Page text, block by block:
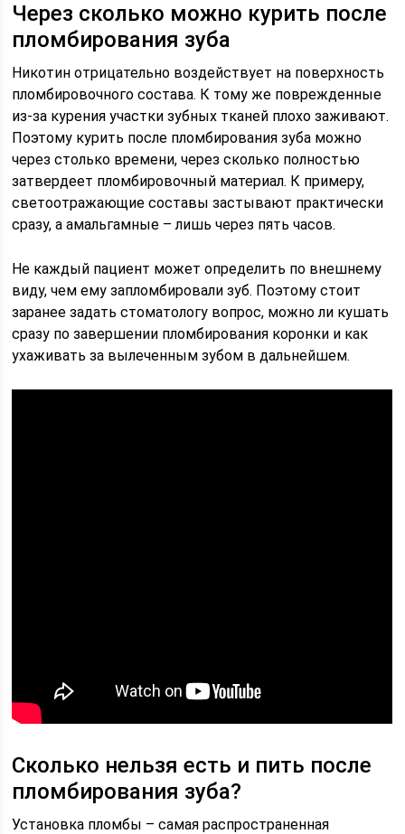
Через сколько можно курить после
пломбирования зуба
Никотин отрицательно воздействует на поверхность
пломбировочного состава. К тому же поврежденные
из-за курения участки зубных тканей плохо заживают.
Поэтому курить после пломбирования зуба можно
через столько времени, через сколько полностью
затвердеет пломбировочный материал. К примеру,
светоотражающие составы застывают практически
сразу, а амальгамные – лишь через пять часов.
Не каждый пациент может определить по внешнему
виду, чем ему запломбировали зуб. Поэтому стоит
заранее задать стоматологу вопрос, можно ли кушать
сразу по завершении пломбирования коронки и как
ухаживать за вылеченным зубом в дальнейшем.
Сколько нельзя есть и пить после
пломбирования зуба?
Установка пломбы – самая распространенная